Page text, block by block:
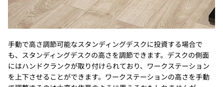
手動で高さ調節可能なスタンディングデスクに投資する場合で
も、スタンディングデスクの高さを調節できます。デスクの側面
にはハンドクランクが取り付けられており、ワークステーション
を上下させることができます。ワークステーションの高さを手動